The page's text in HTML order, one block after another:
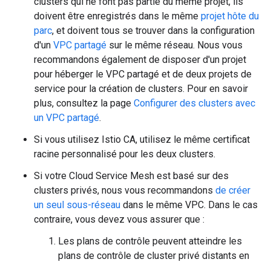
doivent être enregistrés dans le même projet hôte du
parc, et doivent tous se trouver dans la configuration
d'un VPC partagé sur le même réseau. Nous vous
recommandons également de disposer d'un projet
pour héberger le VPC partagé et de deux projets de
service pour la création de clusters. Pour en savoir
plus, consultez la page Configurer des clusters avec
un VPC partagé.
Si vous utilisez Istio CA, utilisez le même certificat
racine personnalisé pour les deux clusters.
Si votre Cloud Service Mesh est basé sur des
clusters privés, nous vous recommandons de créer
un seul sous-réseau dans le même VPC. Dans le cas
contraire, vous devez vous assurer que :
Les plans de contrôle peuvent atteindre les
plans de contrôle de cluster privé distants en